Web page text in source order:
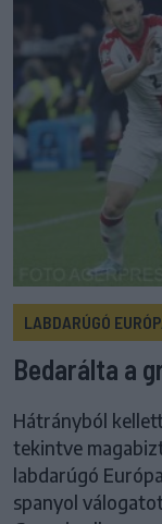
LABDARÚGÓ
Bedarálta a
Hátrányból
tekintve
labdarúgó
spanyol